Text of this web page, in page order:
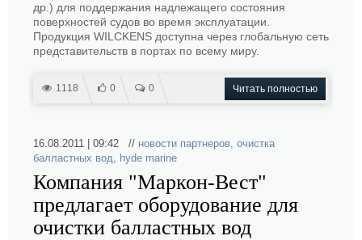
др.) для поддержания надлежащего состояния
поверхностей судов во время эксплуатации.
Продукция WILCKENS доступна через глобальную сеть
представительств в портах по всему миру.
1118 0 0 Читать полностью
16.08.2011 | 09:42 // новости партнеров, очистка
балластных вод, hyde marine
Компания "Маркон-Вест"
предлагает оборудование для
очистки балластных вод